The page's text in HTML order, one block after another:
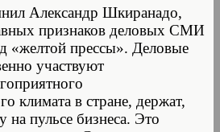
Александр Шкиранадо,
признаков деловых СМИ
«желтой прессы». Деловые
участвуют
климата в стране, держат,
на пульсе бизнеса. Это